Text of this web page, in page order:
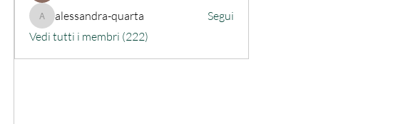
alessandra-quarta
alessandra-quarta
Segui
Vedi tutti i membri (222)